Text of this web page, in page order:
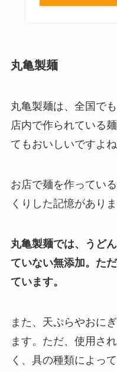
丸亀製麺
丸亀製麺は、全国で
店内で作られている
てもおいしいですよね
お店で麺を作ってい
くりした記憶がありま
丸亀製麺では、うど
ていない無添加。た
ています。
また、天ぷらやおに
ます。ただ、使用さ
く、具の種類によっ